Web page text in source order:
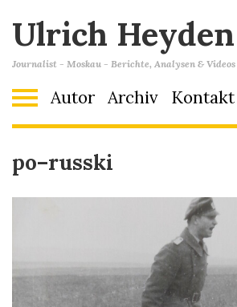
Ulrich Heyden
Journalist - Moskau - Berichte, Analysen & Videos
Autor Archiv Kontakt
po–russki